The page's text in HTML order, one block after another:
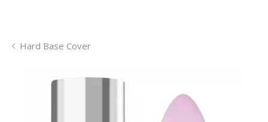
Hard Base Cover